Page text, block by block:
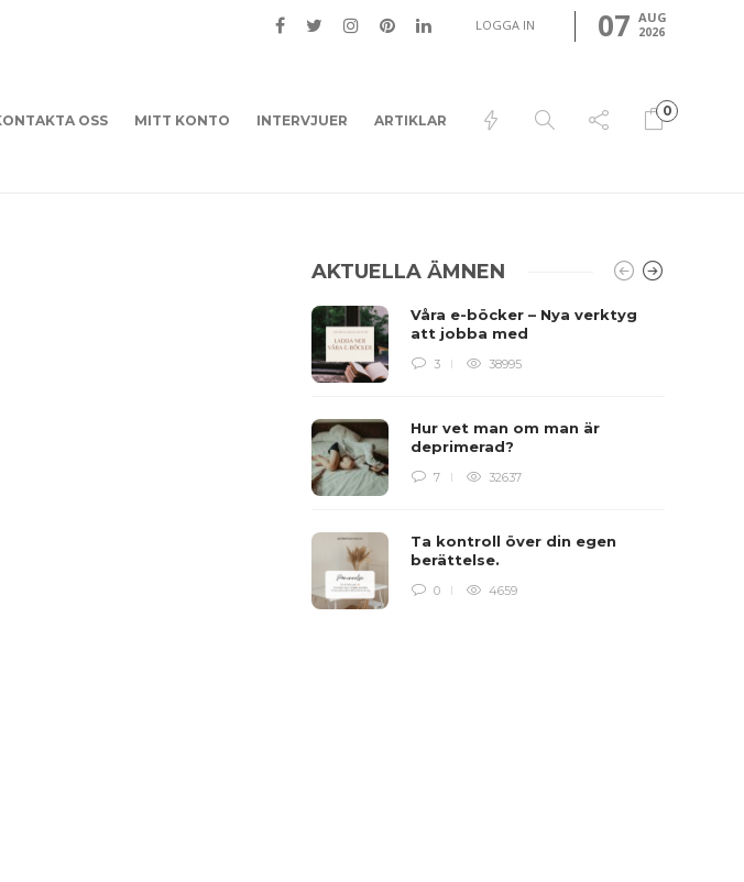
LOGGA IN 07 AUG
2026
OSS MITT KONTO INTERVJUER ARTIKLAR
0
AKTUELLA ÄMNEN
Våra e-böcker – Nya verktyg
att jobba med
3 38995
Hur vet man om man är
deprimerad?
7 32637
Ta kontroll över din egen
berättelse.
0 4659